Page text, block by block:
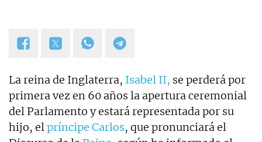
La reina de Inglaterra, Isabel II, se perderá por
primera vez en 60 años la apertura ceremonial
del Parlamento y estará representada por su
hijo, elpríncipe Carlos, que pronunciará el